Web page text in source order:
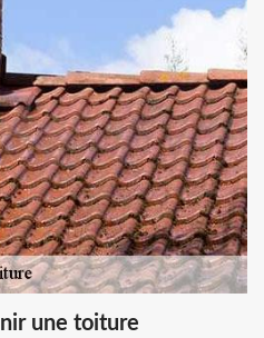
une toiture